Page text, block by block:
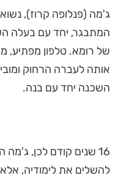
ג'מה (פנלופה קרוז),
המתבגר, יחד עם בעלה
של רומא. טלפון מפתיע,
אותה לעברה הרחוק
השכנה יחד עם בנה.
16 שנים קודם לכן,
להשלים את לימודיה,